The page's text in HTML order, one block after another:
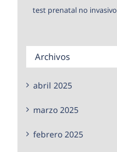
test prenatal no invasivo
Archivos
abril 2025
marzo 2025
febrero 2025